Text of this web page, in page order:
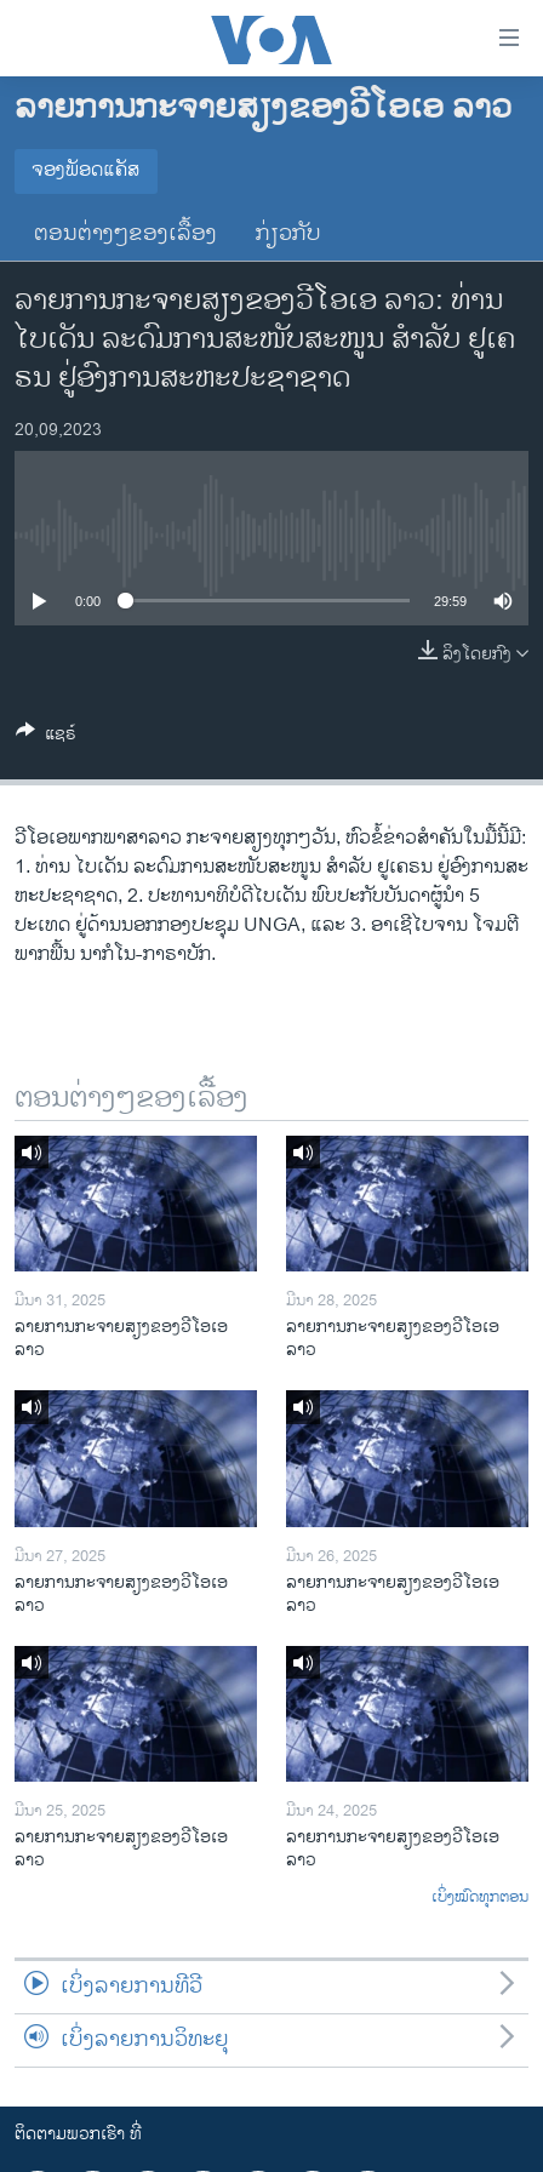
ເຂົ້າ
ຂ້າມ
ໄປ
ຊອກ
ຄົ້ນ
ໂຮມເພຈ
ລາວ
ອາເມຣິກາ
ການເລືອກຕັ້ງ ປະທານາທີບໍດີ ສະຫະລັດ 2024
ຂ່າວ​ຈີນ
ໂລກ
ເອເຊຍ
ອິດສະຫຼະພາບດ້ານການຂ່າວ
ທຸລະກິດ
ສຽງ
ລາຍການກະຈາຍສຽງ
ພາສາຕ່າງໆ
ລາຍການກະຈາຍສຽງຂອງວີໂອເອ ລາວ
ຈອງພັອດແຄັສ
ຈອງພັອດແຄັສ
YouTube
ຕອນຕ່າງໆຂອງເລື້ອງ ກ່ຽວກັບ
ລາຍການກະຈາຍສຽງຂອງວີໂອເອ ລາວ: ທ່ານ
ໄບ​ເດັນ ລະ​ດົມ​ການ​ສະ​ໜັບ​ສະ​ໜູນ​ ສຳ​ລັບ ຢູ​ເຄ​
ຣນ ຢູ່​ອົງ​ການ​ສະ​ຫະ​ປະ​ຊາ​ຊາດ
20,09,2023
0:00 29:59
ລິງໂດຍກົງ
ແຊຣ໌
ວີ​ໂອ​ເອພາກ​ພາສາ​ລາວ​ ກະຈາຍສຽງ​ທຸກໆ​ວັນ, ຫົວຂໍ້ຂ່າວສໍາຄັນໃນມື້ນີ້ມີ:
1. ທ່ານ ໄບ​ເດັນ ລະ​ດົມ​ການ​ສະ​ໜັບ​ສະ​ໜູນ​ ສຳ​ລັບ ຢູ​ເຄ​ຣນ ຢູ່​ອົງ​ການ​ສະ​
ຫະ​ປະ​ຊາ​ຊາດ, 2. ປະທານາທິບໍດີໄບເດັນ ພົບປະກັບບັນດາຜູ້ນໍາ 5
ປະເທດ ຢູ່ດ້ານນອກກອງປະຊຸມ UNGA, ແລະ 3. ອາ​ເຊີ​ໄບ​ຈານ ໂຈມ​ຕີ​
ພາກ​ພື້ນ ນາ​ກໍ​ໂນ​-ກາ​ຣາ​ບັກ.
ຕອນຕ່າງໆຂອງເລື້ອງ
ມີນາ 31, 2025
ລາຍການກະຈາຍສຽງຂອງວີໂອເອ
ລາວ
ມີນາ 28, 2025
ລາຍການກະຈາຍສຽງຂອງວີໂອເອ
ລາວ
ມີນາ 27, 2025
ລາຍການກະຈາຍສຽງຂອງວີໂອເອ
ລາວ
ມີນາ 26, 2025
ລາຍການກະຈາຍສຽງຂອງວີໂອເອ
ລາວ
ມີນາ 25, 2025
ລາຍການກະຈາຍສຽງຂອງວີໂອເອ
ລາວ
ມີນາ 24, 2025
ລາຍການກະຈາຍສຽງຂອງວີໂອເອ
ລາວ
ເບິ່ງໝົດທຸກຕອນ
ເບິ່ງລາຍການທີວີ
ເບິ່ງລາຍການວິທະຍຸ
ຕິດຕາມພວກເຮົາ ທີ່